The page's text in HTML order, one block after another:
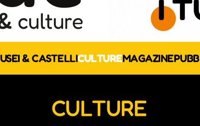
& CASTELLICULTUREMAGAZINE
CULTURE